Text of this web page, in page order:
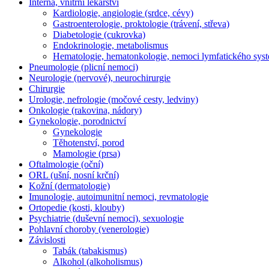
Interna, vnitřní lékařství
Kardiologie, angiologie (srdce, cévy)
Gastroenterologie, proktologie (trávení, střeva)
Diabetologie (cukrovka)
Endokrinologie, metabolismus
Hematologie, hematonkologie, nemoci lymfatického
Pneumologie (plicní nemoci)
Neurologie (nervové), neurochirurgie
Chirurgie
Urologie, nefrologie (močové cesty, ledviny)
Onkologie (rakovina, nádory)
Gynekologie, porodnictví
Gynekologie
Těhotenství, porod
Mamologie (prsa)
Oftalmologie (oční)
ORL (ušní, nosní krční)
Kožní (dermatologie)
Imunologie, autoimunitní nemoci, revmatologie
Ortopedie (kosti, klouby)
Psychiatrie (duševní nemoci), sexuologie
Pohlavní choroby (venerologie)
Závislosti
Tabák (tabakismus)
Alkohol (alkoholismus)